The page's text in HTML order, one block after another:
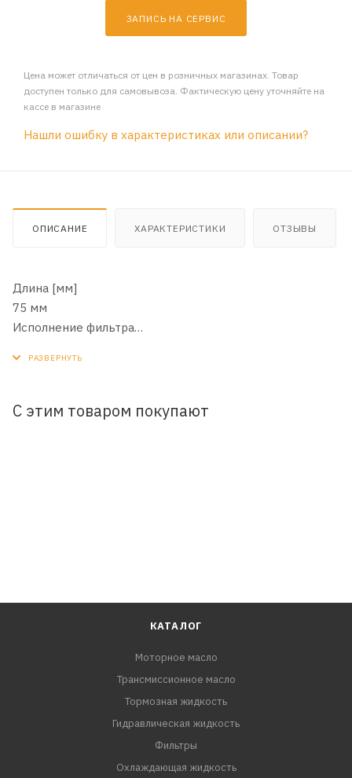
ЗАПИСЬ НА СЕРВИС
Цена может отличаться от цен в розничных магазинах. Товар
доступен только для самовывоза. Фактическую цену уточняйте на
кассе в магазине
Нашли ошибку в характеристиках или описании?
ОПИСАНИЕ ХАРАКТЕРИСТИКИ ОТЗЫВЫ
Длина [мм]
75 мм
Исполнение фильтра
Цвет
С этим товаром покупают
КАТАЛОГ
Моторное масло
Трансмиссионное масло
Тормозная жидкость
Гидравлическая жидкость
Фильтры
Охлаждающая жидкость